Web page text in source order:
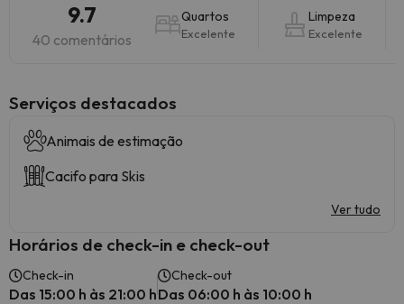
9.7
40 comentários
Quartos
Excelente
Limpeza
Excelente
Serviços destacados
Animais de estimação
Cacifo para Skis
Ver tudo
Horários de check-in e check-out
Check-in
Das 15:00 h às 21:00 h
Check-out
Das 06:00 h às 10:00 h